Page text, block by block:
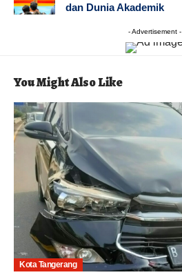
dan Dunia Akademik
- Advertisement -
You Might Also Like
Kota Tangerang